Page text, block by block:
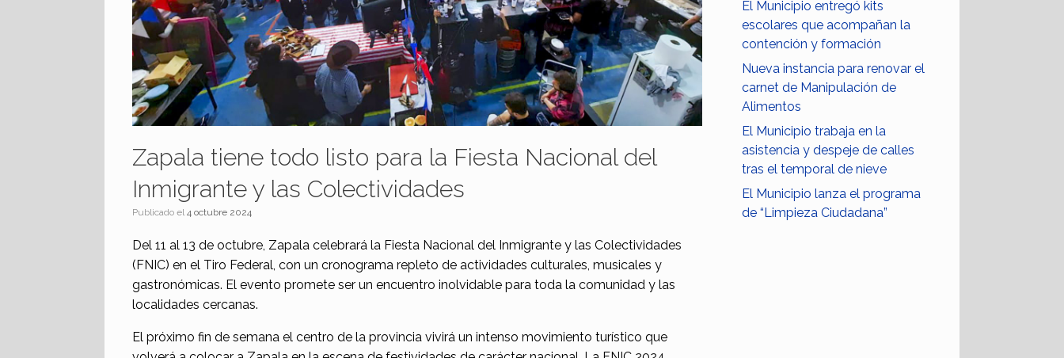
Zapala tiene todo listo para la Fiesta Nacional del
Inmigrante y las Colectividades
Publicado el4 octubre 2024
Del 11 al 13 de octubre, Zapala celebrará la Fiesta Nacional del Inmigrante y las Colectividades
(FNIC) en el Tiro Federal, con un cronograma repleto de actividades culturales, musicales y
gastronómicas. El evento promete ser un encuentro inolvidable para toda la comunidad y las
localidades cercanas.
El próximo fin de semana el centro de la provincia vivirá un intenso movimiento turístico que
El Municipio entregó kits
escolares que acompañan la
contención y formación
Nueva instancia para renovar el
carnet de Manipulación de
Alimentos
El Municipio trabaja en la
asistencia y despeje de calles
tras el temporal de nieve
El Municipio lanza el programa
de “Limpieza Ciudadana”